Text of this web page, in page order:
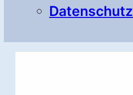
Datenschutz